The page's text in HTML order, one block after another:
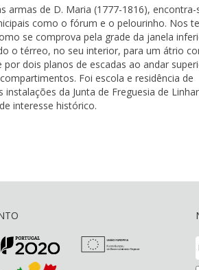
armas de D. Maria (1777-1816), encontra-
como o fórum e o pelourinho. Nos
se comprova pela grade da janela
o térreo, no seu interior, para um átrio
dois planos de escadas ao andar
Foi escola e residência de
da Junta de Freguesia de
interesse histórico.